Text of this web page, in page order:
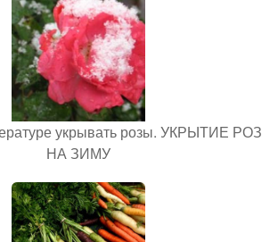
укрывать розы. УКРЫТИЕ РОЗ
НА ЗИМУ